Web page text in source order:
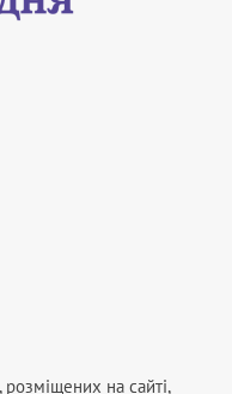
розміщених на сайті,